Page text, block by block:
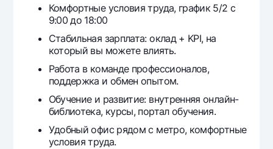
Комфортные условия труда, график 5/2 с
9:00 до 18:00
Стабильная зарплата: оклад + KPI, на
который вы можете влиять.
Работа в команде профессионалов,
поддержка и обмен опытом.
Обучение и развитие: внутренняя онлайн-
библиотека, курсы, портал обучения.
Удобный офис рядом с метро, комфортные
условия труда.